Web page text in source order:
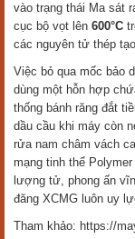
vào trạng thái Ma sát
cục bộ vọt lên 600°C
các nguyên tử thép
Việc bỏ qua mốc bảo
dùng một hỗn hợp
thống bánh răng đắt
dầu cầu khi máy còn
rửa nam châm vách
mạng tinh thể
lượng tử, phong ấn
đăng XCMG luôn uy
Tham khảo: https://